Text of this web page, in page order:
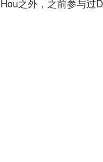
Hou之外，之前参与过